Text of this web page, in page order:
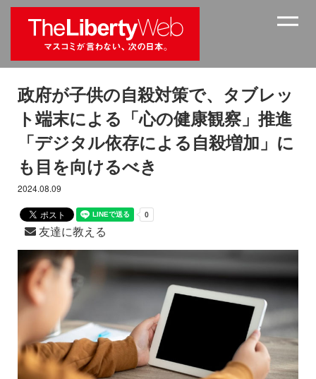
政府が子供の自殺対策で、タブレッ
ト端末による「心の健康観察」推進
「デジタル依存による自殺増加」に
も目を向けるべき
2024.08.09
友達に教える